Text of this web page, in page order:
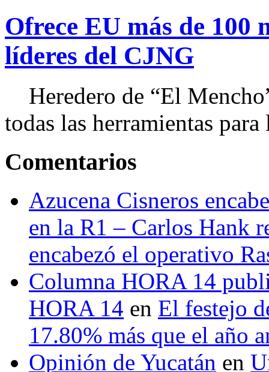
Ofrece EU más de 100
líderes del CJNG
Heredero de “El
todas las herramientas
Comentarios
Azucena Cisneros
en la R1 – Carlos Hank
encabezó el operativo
Columna HORA 14
HORA 14 en El festejo
17.80% más que el año
Opinión de Yucatán en